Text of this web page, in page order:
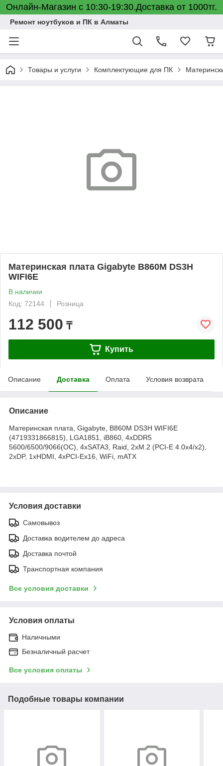
Онлайн-Магазин с 10:30-19:30.Доставка от 1000тг.
Ремонт ноутбуков и ПК в Алматы
Товары и услуги Комплектующие для ПК
Материнская плата Gigabyte B860M DS3H
WIFI6E
В наличии
Код: 72144
Розница
112 500 ₸
Купить
Описание Доставка Оплата Условия возврата
Описание
Материнская плата, Gigabyte, B860M DS3H WIFI6E
(4719331866815), LGA1851, iB860, 4xDDR5
5600/6500/9066(OC), 4xSATA3, Raid, 2xM.2 (PCI-E 4.0x4/x2),
2хDP, 1xHDMI, 4xPCI-Ex16, WiFi, mATX
Условия доставки
Самовывоз
Доставка водителем до адреса
Доставка почтой
Транспортная компания
Все условия доставки
Условия оплаты
Наличными
Безналичный расчет
Все условия оплаты
Подобные товары компании